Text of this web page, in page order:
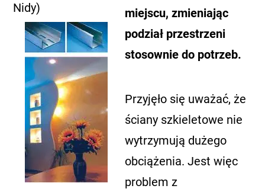
Nidy)
miejscu, zmieniając
podział przestrzeni
stosownie do potrzeb.
Przyjęło się uważać, że
ściany szkieletowe nie
wytrzymują dużego
obciążenia. Jest więc
problem z